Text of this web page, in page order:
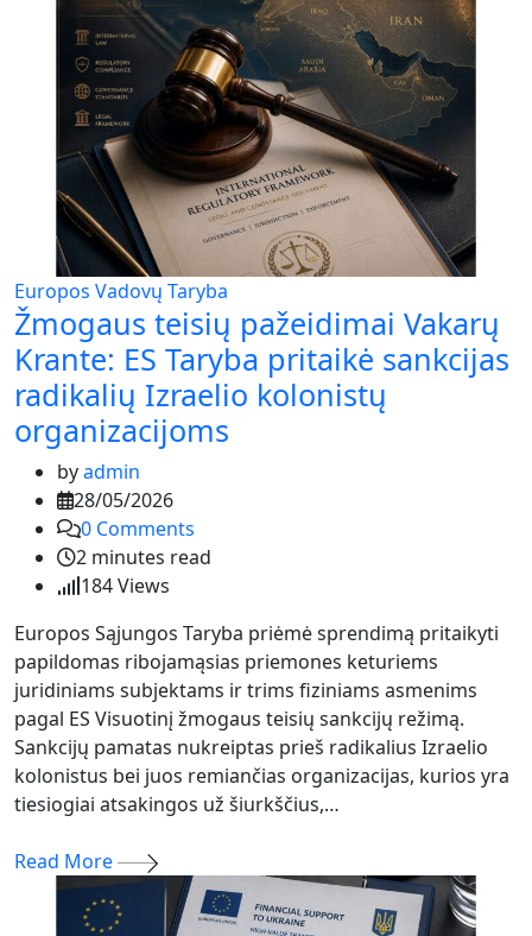
Europos Vadovų Taryba
Žmogaus teisių pažeidimai Vakarų
Krante: ES Taryba pritaikė sankcijas
radikalių Izraelio kolonistų
organizacijoms
byadmin
28/05/2026
0 Comments
2 minutes read
184Views
Europos Sąjungos Taryba priėmė sprendimą pritaikyti
papildomas ribojamąsias priemones keturiems
juridiniams subjektams ir trims fiziniams asmenims
pagal ES Visuotinį žmogaus teisių sankcijų režimą.
Sankcijų pamatas nukreiptas prieš radikalius Izraelio
kolonistus bei juos remiančias organizacijas, kurios yra
tiesiogiai atsakingos už šiurkščius,…
Read More